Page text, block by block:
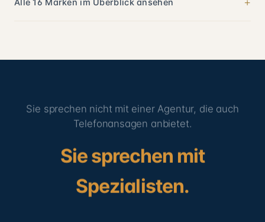
Alle 16 Marken im Überblick ansehen
Sie sprechen nicht mit einer Agentur, die auch
Telefonansagen anbietet.
Sie sprechen mit
Spezialisten.